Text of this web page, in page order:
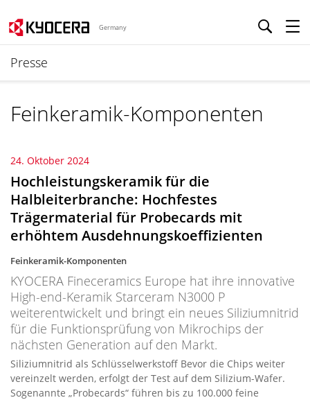
Germany
Presse
Feinkeramik-Komponenten
24. Oktober 2024
Hochleistungskeramik für die
Halbleiterbranche: Hochfestes
Trägermaterial für Probecards mit
erhöhtem Ausdehnungskoeffizienten
Feinkeramik-Komponenten
KYOCERA Fineceramics Europe hat ihre innovative
High-end-Keramik Starceram N3000 P
weiterentwickelt und bringt ein neues Siliziumnitrid
für die Funktionsprüfung von Mikrochips der
nächsten Generation auf den Markt.
Siliziumnitrid als Schlüsselwerkstoff Bevor die Chips weiter
vereinzelt werden, erfolgt der Test auf dem Silizium-Wafer.
Sogenannte „Probecards“ führen bis zu 100.000 feine